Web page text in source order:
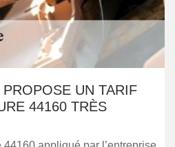
UN TARIF
44160 TRÈS